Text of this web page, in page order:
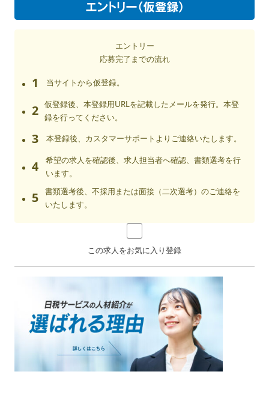
エントリー
応募完了までの流れ
1 当サイトから仮登録。
2 仮登録後、本登録用URLを記載したメールを発行。本登
録を行ってください。
3 本登録後、カスタマーサポートよりご連絡いたします。
4
希望の求人を確認後、求人担当者へ確認、書類選考を行
います。
5
書類選考後、不採用または面接（二次選考）のご連絡を
いたします。
この求人をお気に入り登録